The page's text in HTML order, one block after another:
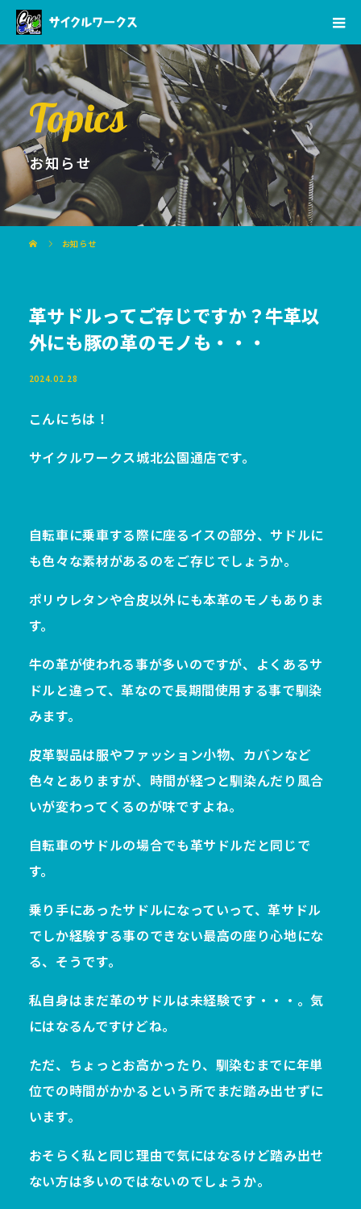
Topics
お知らせ
お知らせ
革サドルってご存じですか？牛革以
外にも豚の革のモノも・・・
2024.02.28
こんにちは！
サイクルワークス城北公園通店です。
自転車に乗車する際に座るイスの部分、サドルに
も色々な素材があるのをご存じでしょうか。
ポリウレタンや合皮以外にも本革のモノもありま
す。
牛の革が使われる事が多いのですが、よくあるサ
ドルと違って、革なので長期間使用する事で馴染
みます。
皮革製品は服やファッション小物、カバンなど
色々とありますが、時間が経つと馴染んだり風合
いが変わってくるのが味ですよね。
自転車のサドルの場合でも革サドルだと同じで
す。
乗り手にあったサドルになっていって、革サドル
でしか経験する事のできない最高の座り心地にな
る、そうです。
私自身はまだ革のサドルは未経験です・・・。気
にはなるんですけどね。
ただ、ちょっとお高かったり、馴染むまでに年単
位での時間がかかるという所でまだ踏み出せずに
います。
おそらく私と同じ理由で気にはなるけど踏み出せ
ない方は多いのではないのでしょうか。